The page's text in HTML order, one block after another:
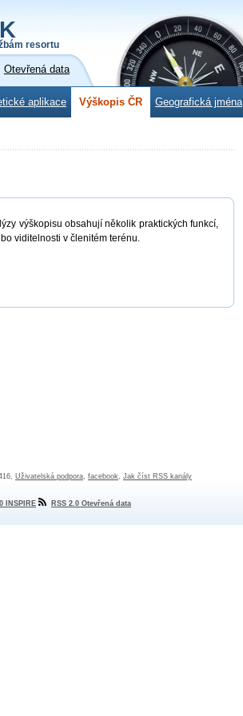
resortu
Otevřená data
aplikace Výškopis ČR Geografická jména
výškopisu obsahují několik praktických funkcí,
viditelnosti v členitém terénu.
Uživatelská podpora, facebook, Jak číst RSS kanály
INSPIRE RSS 2.0 Otevřená data